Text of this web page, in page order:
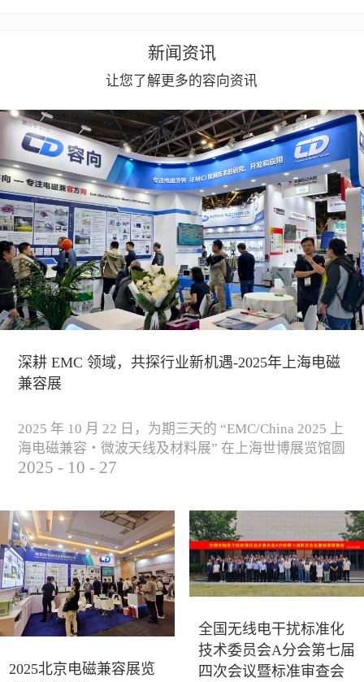
新闻资讯
让您了解更多的容向资讯
深耕 EMC 领域，共探行业新机遇-2025年上海电磁
兼容展
2025 年 10 月 22 日，为期三天的 “EMC/China 2025 上
海电磁兼容・微波天线及材料展” 在上海世博展览馆圆
满落下帷幕。作为电磁兼容领域的行业盛会，本届展
研讨及产品展示等多种形式，深入交流行业见解，踊
跃探索合作空间，为电磁兼容领域的高质量发展汇聚
了新动能。产品展示展会现场，公司展示了...
2025 - 10 - 27
2025北京电磁兼容展览
全国无线电干扰标准化
技术委员会A分会第七届
四次会议暨标准审查会